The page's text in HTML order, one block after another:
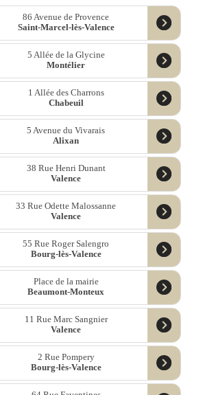
86 Avenue de Provence
Saint-Marcel-lès-Valence
5 Allée de la Glycine
Montélier
1 Allée des Charrons
Chabeuil
5 Avenue du Vivarais
Alixan
38 Rue Henri Dunant
Valence
33 Rue Odette Malossanne
Valence
55 Rue Roger Salengro
Bourg-lès-Valence
Place de la mairie
Beaumont-Monteux
11 Rue Marc Sangnier
Valence
2 Rue Pompery
Bourg-lès-Valence